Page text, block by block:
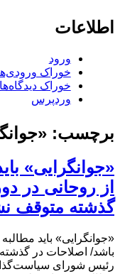
اطلاعات
ورود
خوراک
خوراک دیدگاه‌ها
وردپرس
برچسب:
«جوانگرایی»
از روحانی در
گذشته متوقف
«جوانگرایی» باید
باشد/ اصلاحات در
رئیس شورای